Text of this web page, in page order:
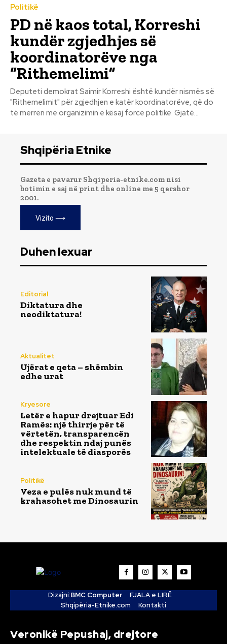
Politikë
PD në kaos total, Korreshi
kundër zgjedhjes së
koordinatorëve nga
“Rithemelimi”
Deputeti demokrat Saimir Korreshi është kundër nismës së
"Rithemelimit" për zgjedhjen e katër koordinatorëve, që do
të merren me organizimin e kësaj force politike. Gjatë...
Shqipëria Etnike
Gazeta e pavarur Shqiperia-etnike.com nisi
botimin e saj në print dhe online me 5 qershor
2001.
Vizito ⟶
Duhen lexuar
Editorial
Diktatura dhe
neodiktatura!
Aktualitet
Ujërat e qeta – shëmbin
edhe urat
Kryesore
Letër e hapur drejtuar Edi
Ramës: një thirrje për të
vërtetën, transparencën
dhe respektin ndaj punës
intelektuale të diasporës
Politikë
Veza e pulës nuk mund të
krahasohet me Dinosaurin
Dizajni:BMC Computer
FJALA e LIRË
Shqipëria-Etnike.com
Kontakti
Veronikë Pepushaj, drejtore